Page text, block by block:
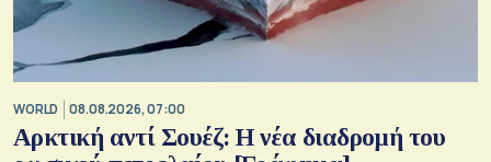
WORLD 08.08.2026, 07:00
Αρκτική αντί Σουέζ: Η νέα διαδρομή του